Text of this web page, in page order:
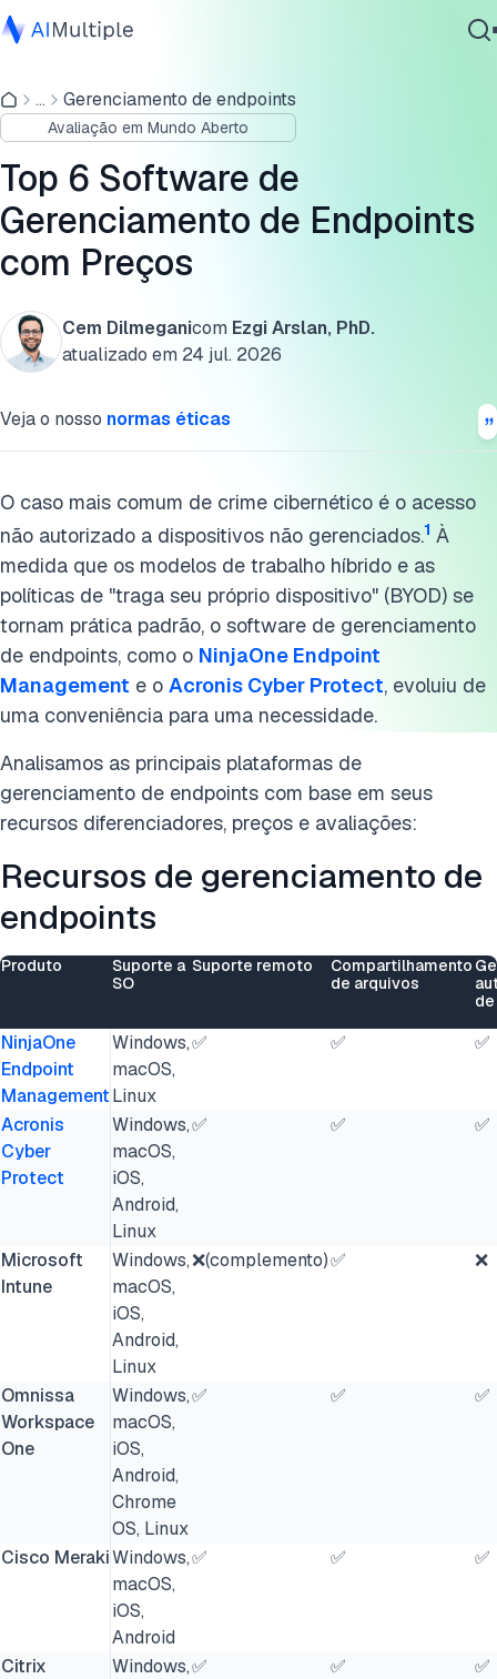
IA Agêntica
Segurança cibernética
Dados
Software Empresarial
Serviços
Contate-nos
... Gerenciamento de endpoints
Avaliação em Mundo Aberto
Top 6 Software de
Gerenciamento de Endpoints
com Preços
Cem Dilmeganicom Ezgi Arslan, PhD.
atualizado em 24 jul. 2026
Veja o nosso normas éticas
O caso mais comum de crime cibernético é o acesso
não autorizado a dispositivos não gerenciados.1 À
medida que os modelos de trabalho híbrido e as
políticas de "traga seu próprio dispositivo" (BYOD) se
tornam prática padrão, o software de gerenciamento
de endpoints, como o NinjaOne Endpoint
Management e o Acronis Cyber Protect, evoluiu de
uma conveniência para uma necessidade.
Analisamos as principais plataformas de
gerenciamento de endpoints com base em seus
recursos diferenciadores, preços e avaliações:
Recursos de gerenciamento de
endpoints
Produto
Suporte a
SO
Suporte remoto
Compartilhamento
de arquivos
NinjaOne
Endpoint
Management
Windows,
macOS,
Linux
✅ ✅ ✅
Acronis
Cyber
Protect
Windows,
macOS,
iOS,
Android,
Linux
✅ ✅ ✅
Microsoft
Intune
Windows,
macOS,
iOS,
Android,
Linux
❌(complemento)✅ ❌
Omnissa
Workspace
One
Windows,
macOS,
iOS,
Android,
Chrome
OS, Linux
✅ ✅ ✅
Cisco MerakiWindows,
macOS,
iOS,
Android
✅ ✅ ✅
Citrix
Windows,✅ ✅ ✅
Preços de software de gerenciamento de endpoints
de endpoints
Análise de fornecedores de gerenciamento de endpoints
Recursos comuns de software de gerenciamento de
endpoints
Os 3 principais desafios para o gerenciamento de
Recursos diferenciadores das soluções de gerenciamento
de endpoints
Leitura adicional
Recursos externos
Cite esta pesquisa